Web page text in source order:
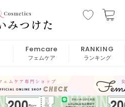
Femcare
フェムケア
RANKING
ランキング